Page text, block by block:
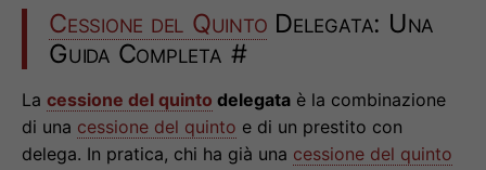
Cessione del Quinto Delegata: Una
Guida Completa #
La cessione del quinto delegata è la combinazione
di una cessione del quinto e di un prestito con
delega. In pratica, chi ha già una cessione del quinto